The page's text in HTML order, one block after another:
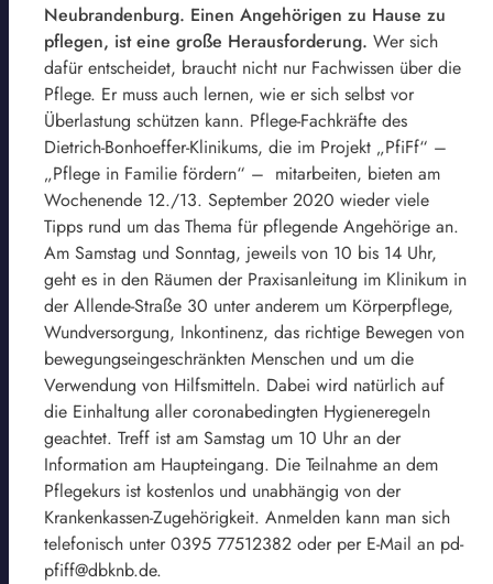
Neubrandenburg. Einen Angehörigen zu Hause zu
pflegen, ist eine große Herausforderung. Wer sich
dafür entscheidet, braucht nicht nur Fachwissen über die
Pflege. Er muss auch lernen, wie er sich selbst vor
Überlastung schützen kann. Pflege-Fachkräfte des
Dietrich-Bonhoeffer-Klinikums, die im Projekt „PfiFf“ –
„Pflege in Familie fördern“ – mitarbeiten, bieten am
Wochenende 12./13. September 2020 wieder viele
Tipps rund um das Thema für pflegende Angehörige an.
Am Samstag und Sonntag, jeweils von 10 bis 14 Uhr,
geht es in den Räumen der Praxisanleitung im Klinikum in
der Allende-Straße 30 unter anderem um Körperpflege,
Wundversorgung, Inkontinenz, das richtige Bewegen von
bewegungseingeschränkten Menschen und um die
Verwendung von Hilfsmitteln. Dabei wird natürlich auf
die Einhaltung aller coronabedingten Hygieneregeln
geachtet. Treff ist am Samstag um 10 Uhr an der
Information am Haupteingang. Die Teilnahme an dem
Pflegekurs ist kostenlos und unabhängig von der
Krankenkassen-Zugehörigkeit. Anmelden kann man sich
telefonisch unter 0395 77512382 oder per E-Mail an pd-
pfiff@dbknb.de.